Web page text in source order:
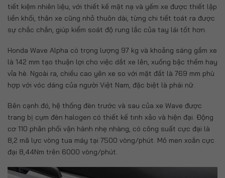
tiết kiệm nhiên liệu, với thiết kế mặt nạ và yếm xe được thiết lập
liền khối, thân xe cũng nhỏ thuôn dài, từng chi tiết toát ra được
sự chắc chắn, giúp kiểm soát độ rung lắc của tay lái tốt hơn.
Honda Wave Alpha có trọng lượng 97 kg và khoảng sáng gầm xe
là 142 mm tạo thuận lợi cho việc dắt xe lên, xuống bậc thềm hay
vỉa hè. Ngoài ra, chiều cao yên xe so với mặt đất là 769 mm phù
hợp với vóc dáng của người Việt Nam, đặc biệt là phái nữ.
Bên cạnh đó, hệ thống đèn trước và sau của xe Wave được
trang bị cụm đèn halogen có thiết kế tinh xảo và hiện đại. Động
cơ 110 phân phối vận hành nhẹ nhàng, có công suất cực đại là
8,2 mã lực vòng tua máy tại 7500 vòng/phút. Mô men xoắn cực
đại 8,44Nm trên 6000 vòng/phút.